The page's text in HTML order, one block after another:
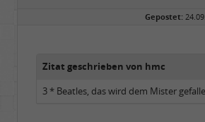
BasemountainhomeGepostet:
Zitat geschrieben von hmc
3 * Beatles, das wird dem Mister